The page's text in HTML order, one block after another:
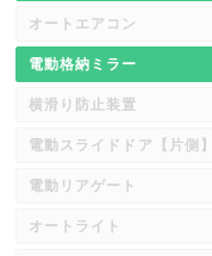
オートエアコン
電動格納ミラー
横滑り防止装置
電動スライドドア【片側】
電動リアゲート
オートライト